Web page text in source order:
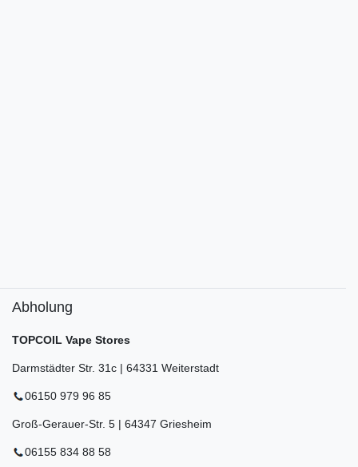
Abholung
TOPCOIL Vape Stores
Darmstädter Str. 31c | 64331 Weiterstadt
06150 979 96 85
Groß-Gerauer-Str. 5 | 64347 Griesheim
06155 834 88 58